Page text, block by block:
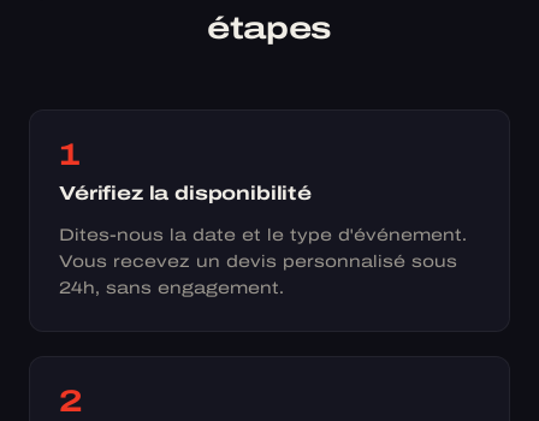
étapes
1
Vérifiez la disponibilité
Dites-nous la date et le type d'événement.
Vous recevez un devis personnalisé sous
24h, sans engagement.
2